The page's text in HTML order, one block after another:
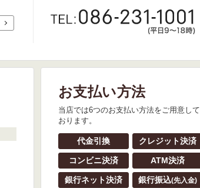
お支払い方法
当店では6つのお支払い方法をご用意して
おります。
代金引換 クレジット決済
コンビニ決済 ATM決済
銀行ネット決済 銀行振込(先入金)